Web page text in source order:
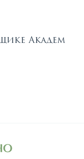
Академ